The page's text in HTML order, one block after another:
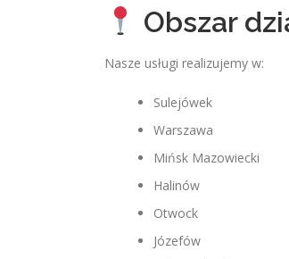
Obszar
Nasze usługi realizujemy w:
Sulejówek
Warszawa
Mińsk Mazowiecki
Halinów
Otwock
Józefów